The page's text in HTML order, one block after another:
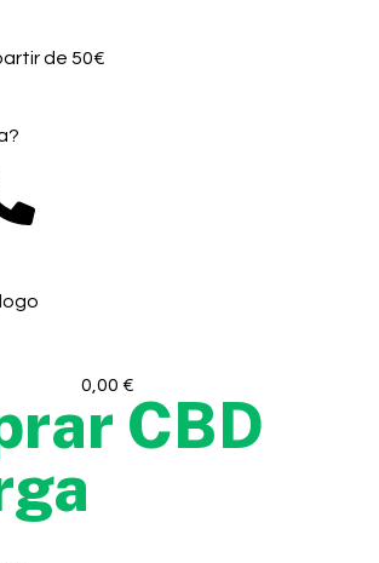
de 50€​
0,00 €
CBD